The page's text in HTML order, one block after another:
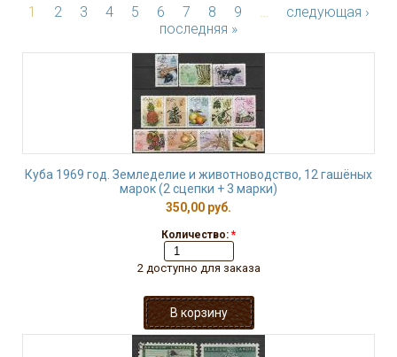
1 2 3 4 5 6 7 8 9 …
следующая ›
последняя »
Куба 1969 год. Земледелие и животноводство, 12 гашёных
марок (2 сцепки + 3 марки)
350,00 руб.
Количество: *
2 доступно для заказа